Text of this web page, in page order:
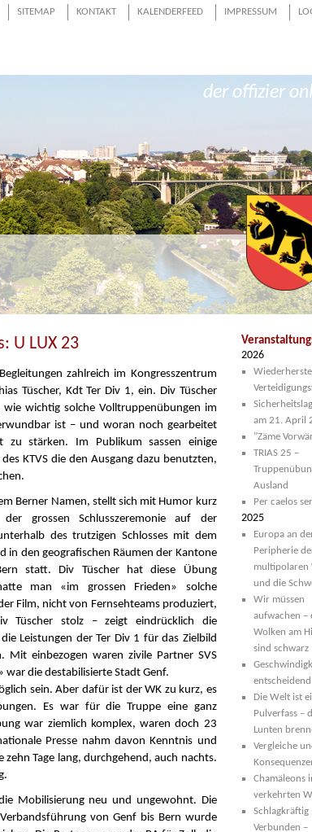
SITEMAP KONTAKT KALENDERFEED IMPRESSUM
der offizier
U LUX 23
zahlreich im Kongresszentrum
Tüscher, Kdt Ter Div 1, ein. Div Tüscher
wichtig solche Volltruppenübungen im
ist – und woran noch gearbeitet
zu stärken. Im Publikum sassen einige
KTVS die den Ausgang dazu benutzten,
Berner Namen, stellt sich mit Humor kurz
grossen Schlusszeremonie auf der
des trutzigen Schlosses mit dem
in den geografischen Räumen der Kantone
statt. Div Tüscher hat diese Übung
man «im grossen Frieden» solche
Film, nicht von Fernsehteams produziert,
Tüscher stolz – zeigt eindrücklich die
Leistungen der Ter Div 1 für das Zielbild
einbezogen waren zivile Partner SVS
war die destabilisierte Stadt Genf.
sein. Aber dafür ist der WK zu kurz, es
Es war für die Truppe eine ganz
war ziemlich komplex, waren doch 23
Presse nahm davon Kenntnis und
Tage lang, durchgehend, auch nachts.
Mobilisierung neu und ungewohnt. Die
von Genf bis Bern wurde
2026
am 21. April
"Zäme
TRIAS 25 –
Ausland
Per caelos
2025
Europa an
Peripherie
multipolaren
und die
Wir müssen
aufwachen –
Wolken am
sind schwarz
entscheidend
Die Welt ist
Pulverfass –
Lunten
Vergleiche
Chamäleons
verkehrten
Schlagkräftig
Verbunden –